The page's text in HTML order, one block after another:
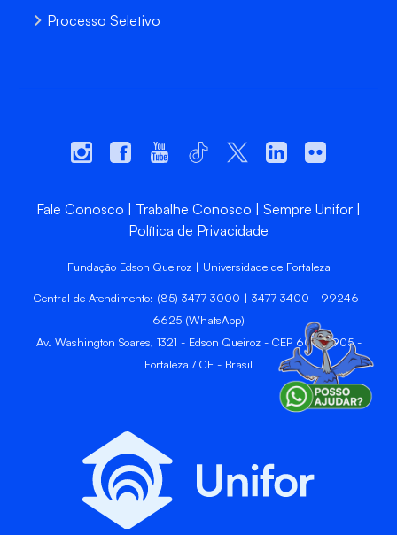
Processo Seletivo
Fale Conosco Trabalhe Conosco
Sempre Unifor
Política de Privacidade
Fundação Edson Queiroz | Universidade de Fortaleza
Central de Atendimento: (85) 3477-3000 | 3477-3400 | 99246-
6625 (WhatsApp)
Av. Washington Soares, 1321 - Edson Queiroz - CEP 60811-905 -
Fortaleza / CE - Brasil